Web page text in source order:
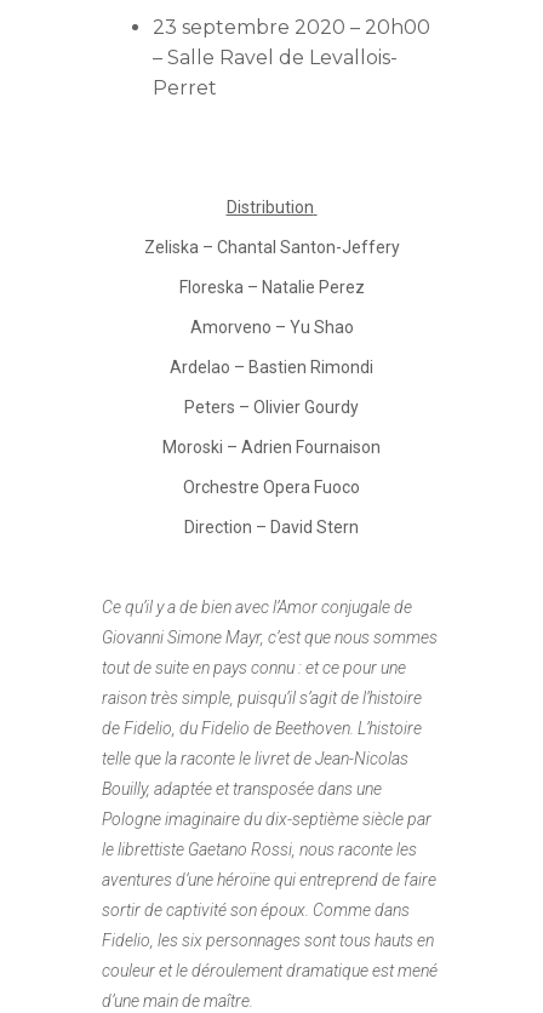
23 septembre 2020 – 20h00
– Salle Ravel de Levallois-
Perret
Distribution
Zeliska – Chantal Santon-Jeffery
Floreska – Natalie Perez
Amorveno – Yu Shao
Ardelao – Bastien Rimondi
Peters – Olivier Gourdy
Moroski – Adrien Fournaison
Orchestre Opera Fuoco
Direction – David Stern
Ce qu’il y a de bien avec l’Amor conjugale de
Giovanni Simone Mayr, c’est que nous sommes
tout de suite en pays connu : et ce pour une
raison très simple, puisqu’il s’agit de l’histoire
de Fidelio, du Fidelio de Beethoven. L’histoire
telle que la raconte le livret de Jean-Nicolas
Bouilly, adaptée et transposée dans une
Pologne imaginaire du dix-septième siècle par
le librettiste Gaetano Rossi, nous raconte les
aventures d’une héroïne qui entreprend de faire
sortir de captivité son époux. Comme dans
Fidelio, les six personnages sont tous hauts en
couleur et le déroulement dramatique est mené
d’une main de maître.